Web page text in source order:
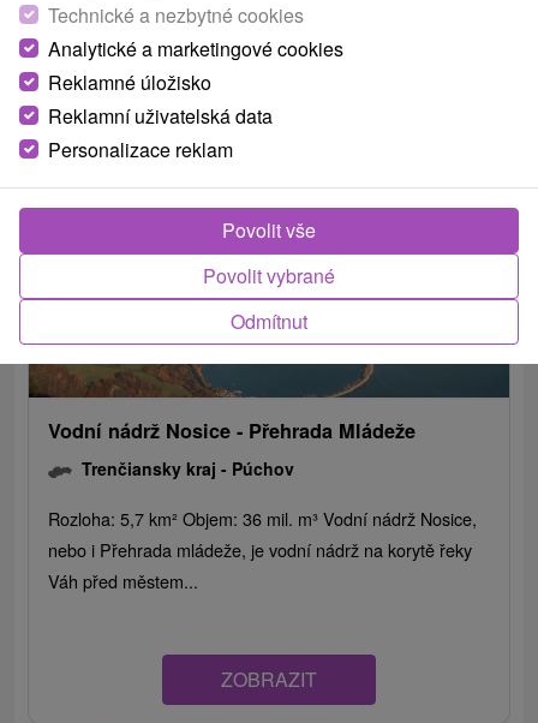
Obce a města
Púchov(1) Gbely(1)
Vodní nádrž Nosice - Přehrada Mládeže
Trenčiansky kraj - Púchov
Rozloha: 5,7 km² Objem: 36 mil. m³ Vodní nádrž Nosice,
nebo i Přehrada mládeže, je vodní nádrž na korytě řeky
Váh před městem...
ZOBRAZIT
Technické a nezbytné cookies
Analytické a marketingové cookies
Reklamné úložisko
Reklamní uživatelská data
Personalizace reklam
Odmítnut
Povolit vybrané
Povolit vše